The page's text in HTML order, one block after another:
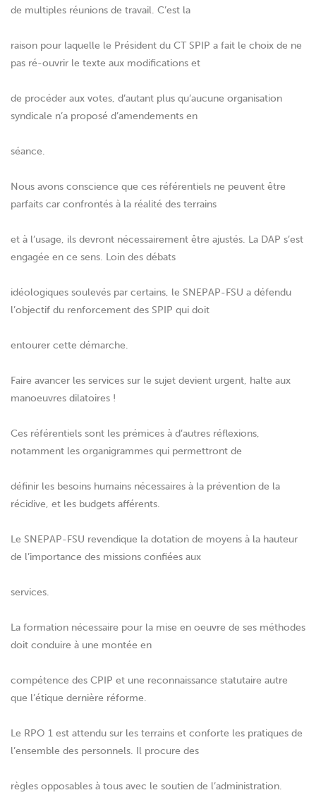
de multiples réunions de travail. C’est la
raison pour laquelle le Président du CT SPIP a fait le choix de ne
pas ré-ouvrir le texte aux modifications et
de procéder aux votes, d’autant plus qu’aucune organisation
syndicale n’a proposé d’amendements en
séance.
Nous avons conscience que ces référentiels ne peuvent être
parfaits car confrontés à la réalité des terrains
et à l’usage, ils devront nécessairement être ajustés. La DAP s’est
engagée en ce sens. Loin des débats
idéologiques soulevés par certains, le SNEPAP-FSU a défendu
l’objectif du renforcement des SPIP qui doit
entourer cette démarche.
Faire avancer les services sur le sujet devient urgent, halte aux
manoeuvres dilatoires !
Ces référentiels sont les prémices à d’autres réflexions,
notamment les organigrammes qui permettront de
définir les besoins humains nécessaires à la prévention de la
récidive, et les budgets afférents.
Le SNEPAP-FSU revendique la dotation de moyens à la hauteur
de l’importance des missions confiées aux
services.
La formation nécessaire pour la mise en oeuvre de ses méthodes
doit conduire à une montée en
compétence des CPIP et une reconnaissance statutaire autre
que l’étique dernière réforme.
Le RPO 1 est attendu sur les terrains et conforte les pratiques de
l’ensemble des personnels. Il procure des
règles opposables à tous avec le soutien de l’administration.